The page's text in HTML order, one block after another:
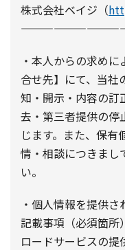
株式会社ベイジ（
・本人からの求め
合せ先】にて、当社
知・開示・内容の訂
去・第三者提供の停
じます。また、保
情・相談につきまし
い。
・個人情報を提供
記載事項（必須箇所
ロードサービスの提